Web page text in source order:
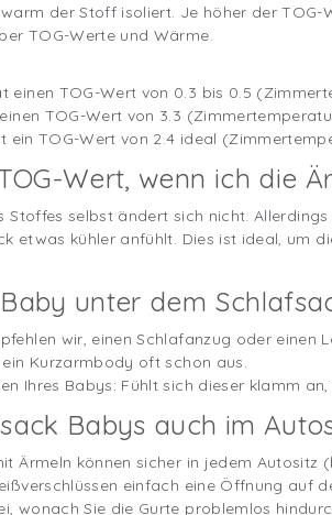
der Stoff isoliert. Je höher der
TOG-Werte und Wärme.
einen TOG-Wert von 0.3 bis 0.5
TOG-Wert von 3.3
ein TOG-Wert von 2.4 ideal
Wert, wenn ich die
Stoffes selbst ändert sich nicht.
etwas kühler anfühlt. Dies ist ideal, um
unter dem
wir, einen Schlafanzug oder
Kurzarmbody oft schon aus.
Ihres Babys: Fühlt sich dieser klamm
Babys auch im
Ärmeln können sicher in jedem
einfach eine Öffnung auf
wonach Sie die Gurte problemlos